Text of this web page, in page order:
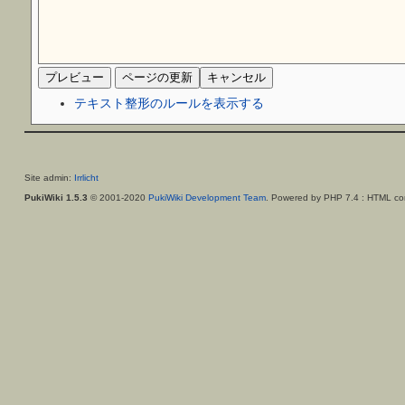
テキスト整形のルールを表示する
Site admin: Irrlicht
PukiWiki 1.5.3 © 2001-2020 PukiWiki Development Team. Powered by PHP 7.4 : HTML